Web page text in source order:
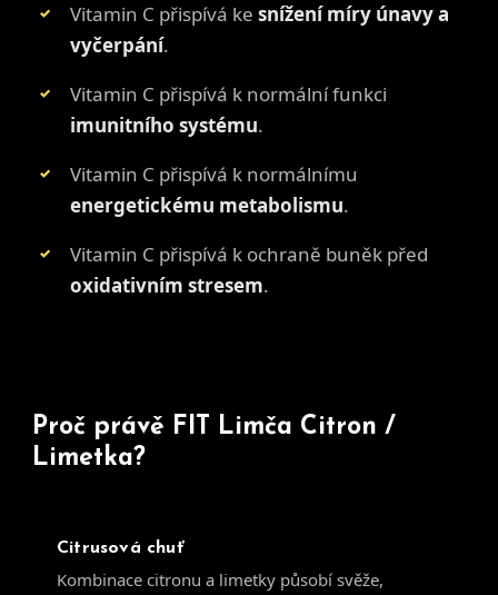
Vitamin C přispívá ke snížení míry únavy a
vyčerpání.
Vitamin C přispívá k normální funkci
imunitního systému.
Vitamin C přispívá k normálnímu
energetickému metabolismu.
Vitamin C přispívá k ochraně buněk před
oxidativním stresem.
Proč právě FIT Limča Citron /
Limetka?
Citrusová chuť
Kombinace citronu a limetky působí svěže,